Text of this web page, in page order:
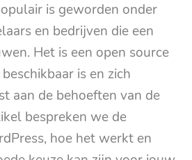
is geworden onder
en bedrijven die een
Het is een open source
is en zich
aan de behoeften van de
bespreken we de
hoe het werkt en